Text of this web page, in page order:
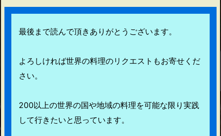
最後まで読んで頂きありがとうございます。
よろしければ世界の料理のリクエストもお寄せくだ
さい。
200以上の世界の国や地域の料理を可能な限り実践
して行きたいと思っています。